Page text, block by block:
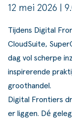
12 mei 2026 |
Tijdens Digital
CloudSuite,
dag vol scherpe
inspirerende
groothandel.
Digital Frontiers
er liggen. Dé